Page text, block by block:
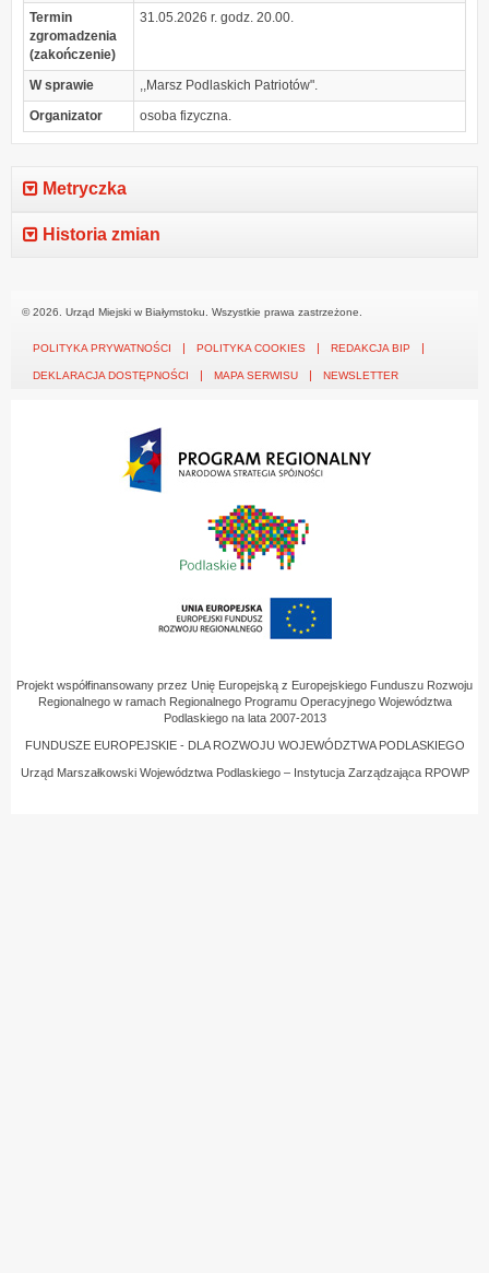
Termin
zgromadzenia
(zakończenie)
31.05.2026 r. godz. 20.00.
W sprawie
,,Marsz Podlaskich Patriotów".
Organizator
osoba fizyczna.
Metryczka
Historia zmian
© 2026. Urząd Miejski w Białymstoku. Wszystkie prawa zastrzeżone.
POLITYKA PRYWATNOŚCI POLITYKA COOKIES REDAKCJA BIP
DEKLARACJA DOSTĘPNOŚCI MAPA SERWISU NEWSLETTER
Projekt współfinansowany przez Unię Europejską z Europejskiego Funduszu Rozwoju
Regionalnego w ramach Regionalnego Programu Operacyjnego Województwa
Podlaskiego na lata 2007-2013
FUNDUSZE EUROPEJSKIE - DLA ROZWOJU WOJEWÓDZTWA PODLASKIEGO
Urząd Marszałkowski Województwa Podlaskiego – Instytucja Zarządzająca RPOWP